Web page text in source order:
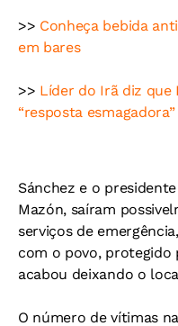
>> Conheça bebida
em bares
>> Líder do Irã diz que
“resposta esmagadora”
Sánchez e o
Mazón, saíram
serviços de
com o povo, protegido
acabou deixando o
O número de vítimas